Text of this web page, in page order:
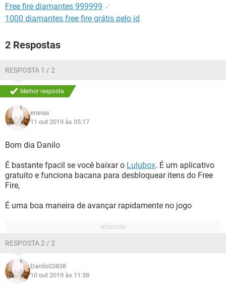
Free fire diamantes 999999 ✓
1000 diamantes free fire grátis pelo id
2 Respostas
RESPOSTA 1 / 2
Melhor resposta
eneias
11 out 2019 às 05:17
Bom dia Danilo
É bastante fpacil se você baixar o Lulubox. É um aplicativo
gratuito e funciona bacana para desbloquear itens do Free
Fire,
É uma boa maneira de avançar rapidamente no jogo
RESPOSTA 2 / 2
Danilo03838
10 out 2019 às 11:38